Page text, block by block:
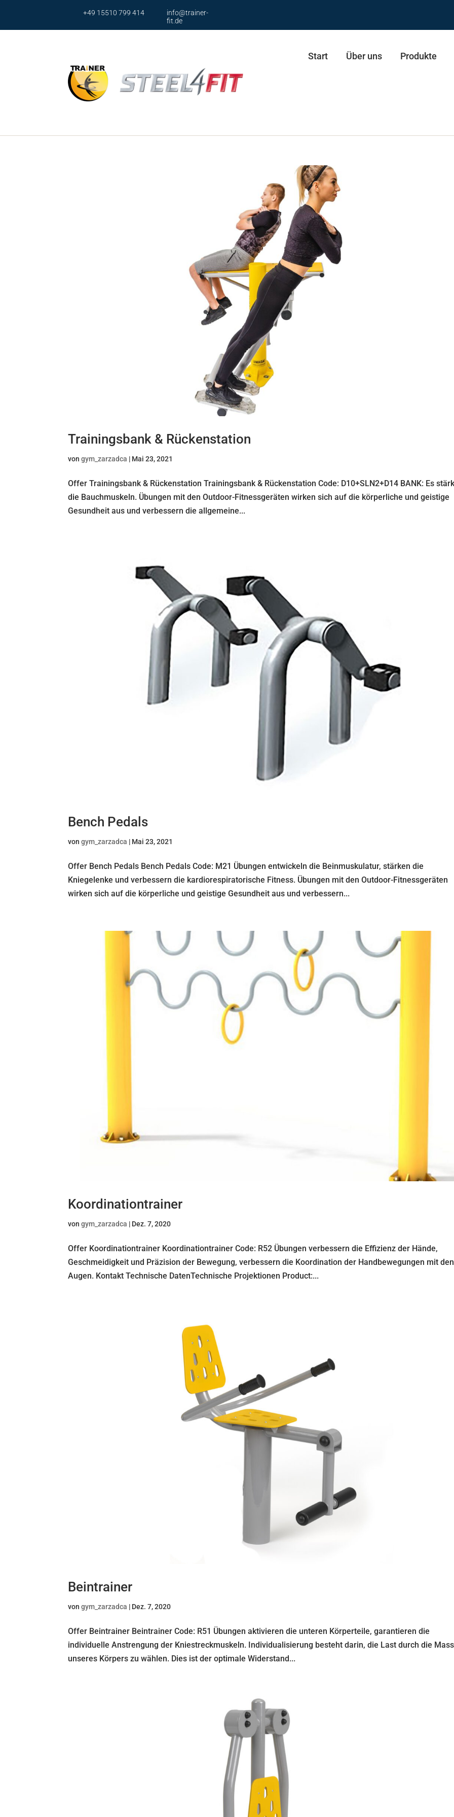
+49 15510 799 414
info@trainer-
fit.de
Start Über uns Produkte
Armpresse Duo
Spaziergänger
Beinpresse
Beinpresse Duo
Hüfttrainer
Ganzkörpertrainer
Räder Tai Chi
Räder Tai Chi Duo
Schultertrainer
Trainingsbank & Rückenstation
vongym_zarzadca | Mai 23, 2021
Offer Trainingsbank & Rückenstation Trainingsbank & Rückenstation Code: D10+SLN2+D14 BANK: Es
die Bauchmuskeln. Übungen mit den Outdoor-Fitnessgeräten wirken sich auf die körperliche und geistige
Gesundheit aus und verbessern die allgemeine...
Bench Pedals
vongym_zarzadca | Mai 23, 2021
Offer Bench Pedals Bench Pedals Code: M21 Übungen entwickeln die Beinmuskulatur, stärken die
Kniegelenke und verbessern die kardiorespiratorische Fitness. Übungen mit den Outdoor-Fitnessgeräten
wirken sich auf die körperliche und geistige Gesundheit aus und verbessern...
Koordinationtrainer
vongym_zarzadca | Dez. 7, 2020
Offer Koordinationtrainer Koordinationtrainer Code: R52 Übungen verbessern die Effizienz der Hände,
Geschmeidigkeit und Präzision der Bewegung, verbessern die Koordination der Handbewegungen mit den
Augen. Kontakt Technische DatenTechnische Projektionen Product:...
Beintrainer
vongym_zarzadca | Dez. 7, 2020
Offer Beintrainer Beintrainer Code: R51 Übungen aktivieren die unteren Körperteile, garantieren die
individuelle Anstrengung der Kniestreckmuskeln. Individualisierung besteht darin, die Last durch die
unseres Körpers zu wählen. Dies ist der optimale Widerstand...